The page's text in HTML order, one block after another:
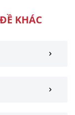
KHÁC